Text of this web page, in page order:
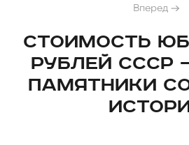
Вперед
Стоимость
рублей СССР
памятники